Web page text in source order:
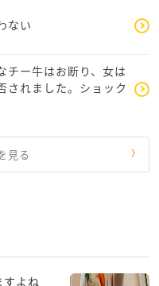
ない
チー牛はお断り、女は
されました。ショック
見る
すよね